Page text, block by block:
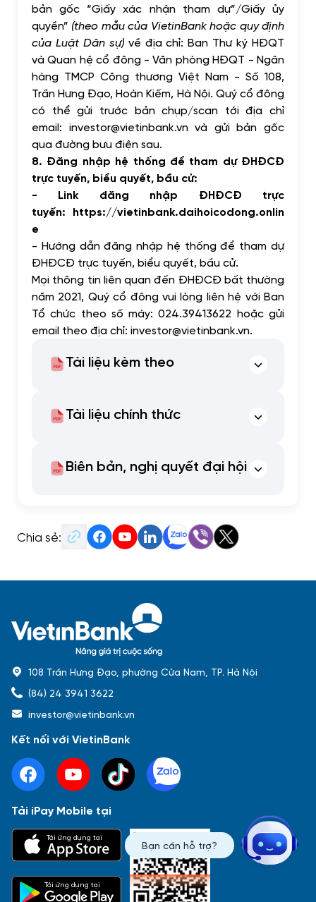
Báo cáo tài chính Thông tin giao dịch
Sự kiện
bản gốc “Giấy xác nhận tham dự”/Giấy ủy
quyền” (theo mẫu của VietinBank hoặc quy định
của Luật Dân sự)về địa chỉ: Ban Thư ký HĐQT
và Quan hệ cổ đông - Văn phòng HĐQT - Ngân
hàng TMCP Công thương Việt Nam - Số 108,
Trần Hưng Đạo, Hoàn Kiếm, Hà Nội. Quý cổ đông
có thểgửi trước bản chụp/scan tới địa chỉ
email: investor@vietinbank.vnvà gửi bản gốc
qua đường bưu điện sau.
8. Đăng nhập hệ thống để tham dự ĐHĐCĐ
trực tuyến, biểu quyết, bầu cử:
- Link đăng nhập ĐHĐCĐ trực
tuyến: https://vietinbank.daihoicodong.onlin
e
- Hướng dẫn đăng nhập hệ thống để tham dự
ĐHĐCĐ trực tuyến, biểu quyết, bầu cử.
Mọi thông tin liên quan đến ĐHĐCĐ bất thường
năm 2021, Quý cổ đông vui lòng liên hệ với Ban
Tổ chức theo số máy: 024.39413622 hoặc gửi
email theo địa chỉ: investor@vietinbank.vn.
Tài liệu kèm theo
Tài liệu chính thức
Biên bản, nghị quyết đại hội
Chia sẻ:
Bạn cần hỗ trợ?
108 Trần Hưng Đạo, phường Cửa Nam, TP. Hà Nội
(84) 24 3941 3622
investor@vietinbank.vn
Kết nối với VietinBank
Tải iPay Mobile tại
Tải ứng dụng tại
Tải ứng dụng tại